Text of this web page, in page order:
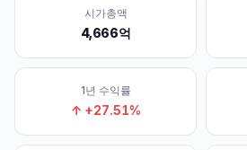
시가총액
4,666억
1년 수익률
↑ +27.51%